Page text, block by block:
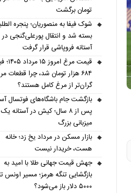
تومان برگشت
شوک فیفا به منصوریان؛ پنجره
بسته شد و انتقال پورعلی‌گنجی در
آستانه فروپاشی قرار گرفت
قیمت مرغ امروز
۶۸۴ هزار تومان شد، چرا قطعات
گران‌تر از مرغ کامل هستند؟
بازگشت جام باشگاه‌های فوتسال
پس از ۸ سال؛ کیش در آستانه یک
میزبانی بزرگ
بازار مسکن در مرداد یخ زد؛ خانه
هست، خریدار نیست
جهش قیمت جهانی طلا با امید به
بازگشایی تنگه هرمز؛ مسیر اونس
۵۰۰۰ دلار باز می‌شود؟